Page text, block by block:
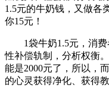
1.5元的牛奶钱，又做各
你15元！
1袋牛奶1.5元，消费
性补偿轨制，分析权衡
能是2000元了，所以，
的心灵获得净化、获得教